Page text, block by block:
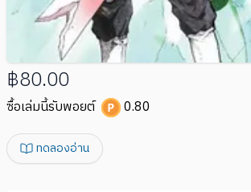
฿80.00
ซื้อเล่มนี้รับพอยต์ 0.80
ทดลองอ่าน